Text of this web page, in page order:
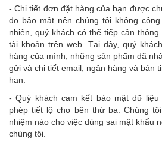
- Chi tiết đơn đặt hàng của bạn được
do bảo mật nên chúng tôi không
nhiên, quý khách có thể tiếp cận
tài khoản trên web. Tại đây, quý
hàng của mình, những sản phẩm đã
gửi và chi tiết email, ngân hàng và bản
hạn.
- Quý khách cam kết bảo mật dữ
phép tiết lộ cho bên thứ ba. Chúng
nhiệm nào cho việc dùng sai mật khẩu
chúng tôi.